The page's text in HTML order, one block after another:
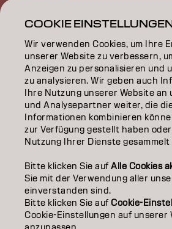
INSPIRATION
EDUCATION
ÜBER
SALON FINDER
PARTNER WERDEN
ImpressumDatenschutzerklärung
Nutzungsbedingungen
COOKIE
Wir verwenden Cookies, um Ihre
unserer Website zu verbessern,
Anzeigen zu personalisieren und
zu analysieren. Wir geben auch
Ihre Nutzung unserer Website an
und Analysepartner weiter, die
Informationen kombinieren
zur Verfügung gestellt haben
Nutzung Ihrer Dienste
Bitte klicken Sie aufAlle Cookies
Sie mit der Verwendung aller
einverstanden sind.
Bitte klicken Sie aufCookie-
Cookie-Einstellungen auf unserer